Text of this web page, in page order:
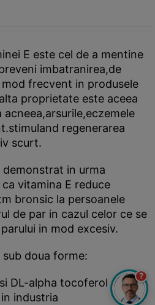
E este cel de a mentine
imbatranirea,de
mod frecvent in produsele
proprietate este aceea
regenerarea
scurt.
in urma
vitamina E reduce
bronsic la persoanele
de par in cazul celor ce se
in mod excesiv.
sub doua forme:
DL-alpha tocoferol
industria
?